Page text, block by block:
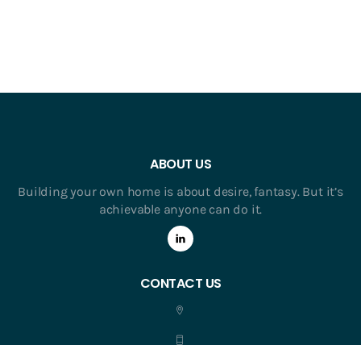
ABOUT US
Building your own home is about desire, fantasy. But it’s
achievable anyone can do it.
CONTACT US